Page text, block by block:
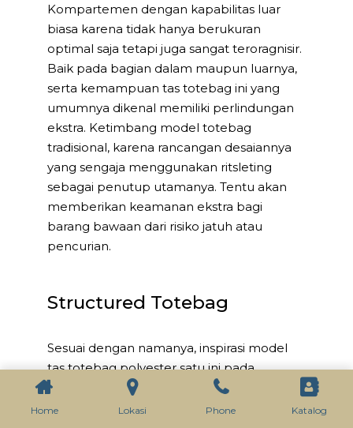
Kompartemen dengan kapabilitas luar
biasa karena tidak hanya berukuran
optimal saja tetapi juga sangat teroragnisir.
Baik pada bagian dalam maupun luarnya,
serta kemampuan tas totebag ini yang
umumnya dikenal memiliki perlindungan
ekstra. Ketimbang model totebag
tradisional, karena rancangan desaiannya
yang sengaja menggunakan ritsleting
sebagai penutup utamanya. Tentu akan
memberikan keamanan ekstra bagi
barang bawaan dari risiko jatuh atau
pencurian.
Structured Totebag
Sesuai dengan namanya, inspirasi model
tas totebag polyester satu ini pada
dasarnya memang adalah jenis tas yang.
Secara khusus sengaja dirancang
Home Lokasi Phone Katalog